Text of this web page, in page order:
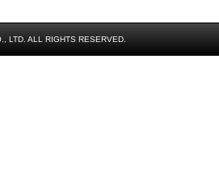
LTD. ALL RIGHTS RESERVED.